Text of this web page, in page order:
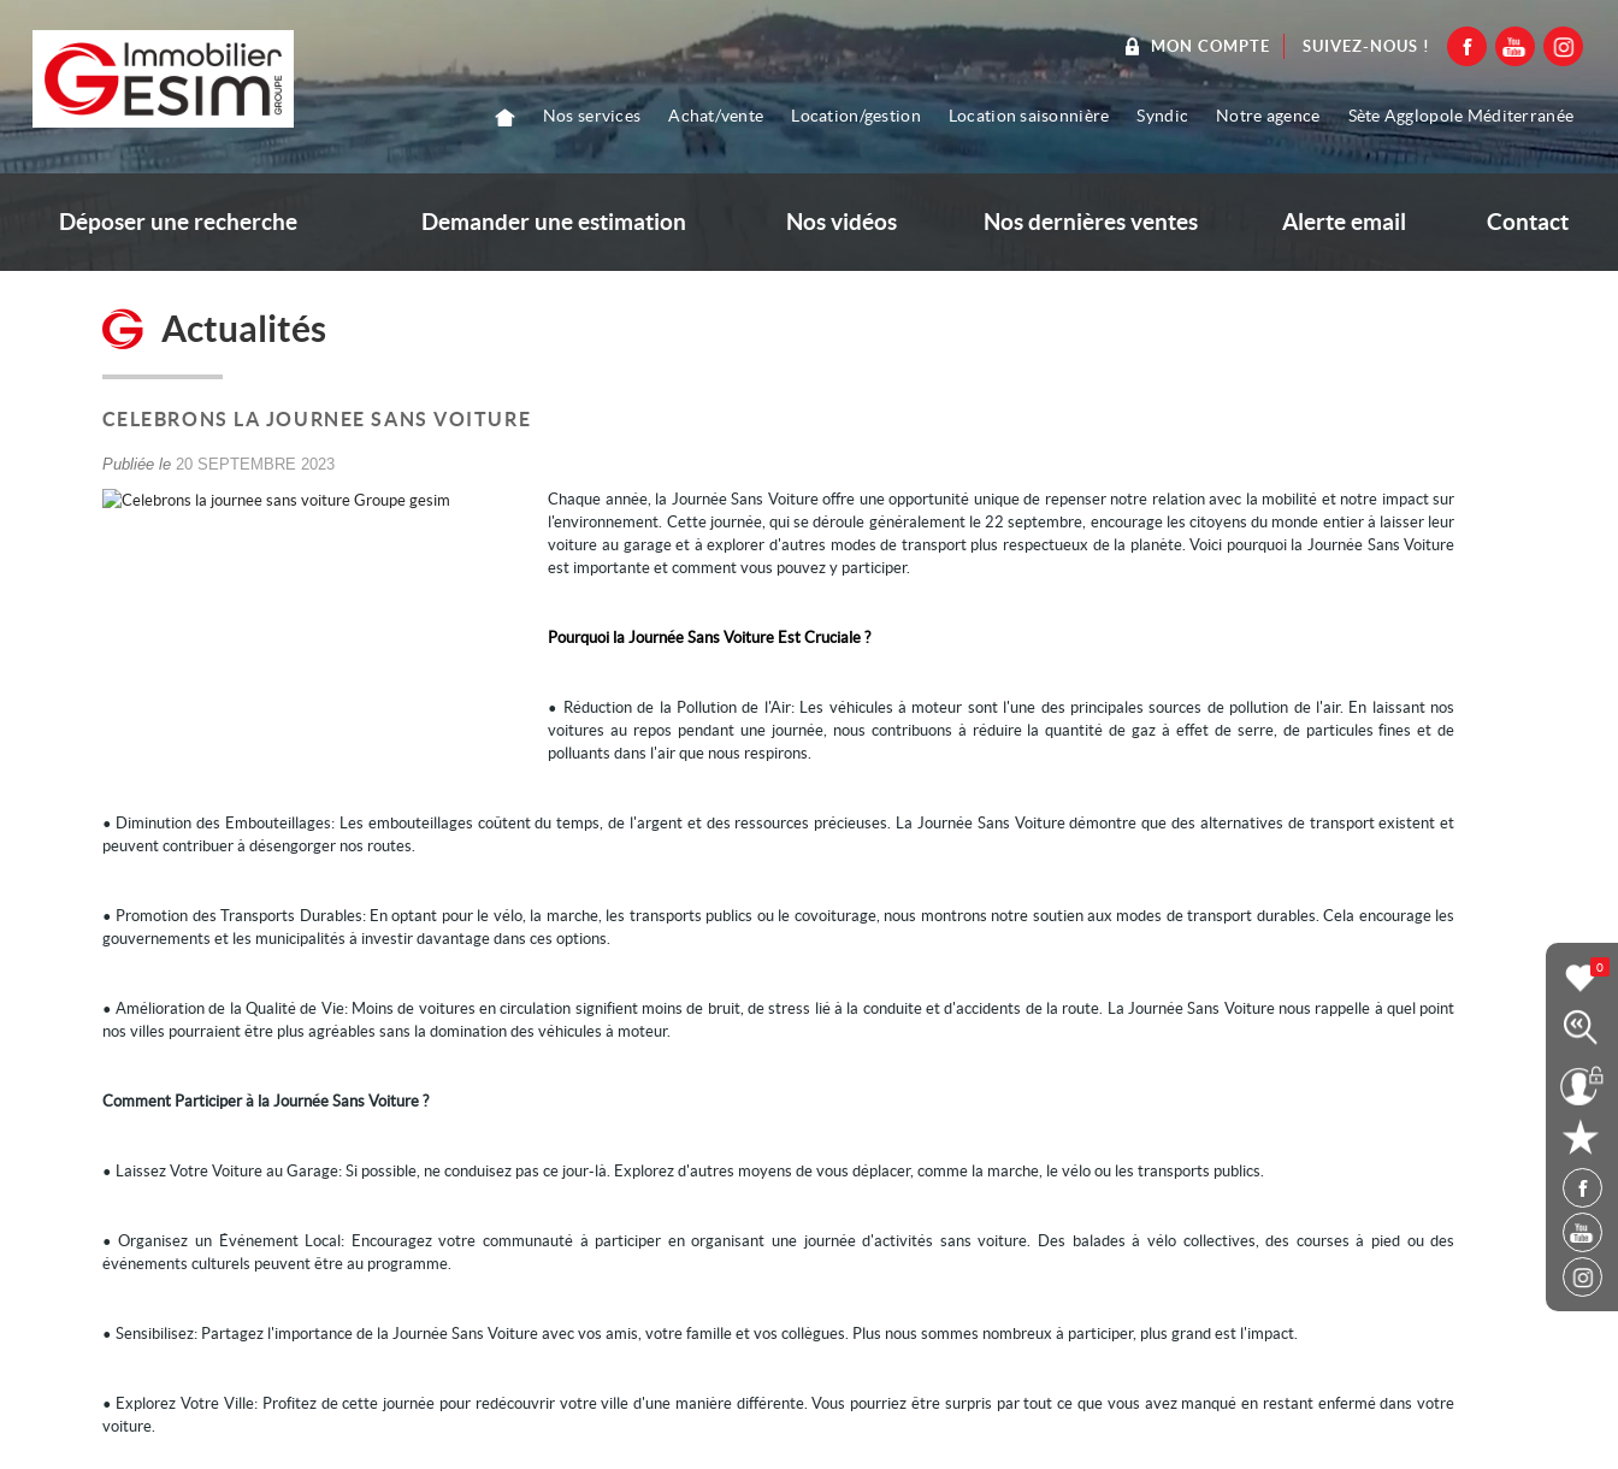
MON COMPTE SUIVEZ-NOUS !
Nos services Achat/vente Location/gestion Location saisonnière Syndic Notre agence Sète Agglopole Méditerranée
0
Déposer une recherche Demander une estimation Nos vidéos Nos dernières ventes Alerte email Contact
Actualités
CELEBRONS LA JOURNEE SANS VOITURE
Publiée le 20 SEPTEMBRE 2023
Chaque année, la Journée Sans Voiture offre une opportunité unique de repenser notre relation avec la mobilité et notre impact sur
l'environnement. Cette journée, qui se déroule généralement le 22 septembre, encourage les citoyens du monde entier à laisser leur
voiture au garage et à explorer d'autres modes de transport plus respectueux de la planète. Voici pourquoi la Journée Sans Voiture
est importante et comment vous pouvez y participer.
Pourquoi la Journée Sans Voiture Est Cruciale ?
• Réduction de la Pollution de l'Air: Les véhicules à moteur sont l'une des principales sources de pollution de l'air. En laissant nos
voitures au repos pendant une journée, nous contribuons à réduire la quantité de gaz à effet de serre, de particules fines et de
polluants dans l'air que nous respirons.
• Diminution des Embouteillages: Les embouteillages coûtent du temps, de l'argent et des ressources précieuses. La Journée Sans Voiture démontre que des alternatives de transport existent et
peuvent contribuer à désengorger nos routes.
• Promotion des Transports Durables: En optant pour le vélo, la marche, les transports publics ou le covoiturage, nous montrons notre soutien aux modes de transport durables. Cela encourage les
gouvernements et les municipalités à investir davantage dans ces options.
• Amélioration de la Qualité de Vie: Moins de voitures en circulation signifient moins de bruit, de stress lié à la conduite et d'accidents de la route. La Journée Sans Voiture nous rappelle à quel point
nos villes pourraient être plus agréables sans la domination des véhicules à moteur.
Comment Participer à la Journée Sans Voiture ?
• Laissez Votre Voiture au Garage: Si possible, ne conduisez pas ce jour-là. Explorez d'autres moyens de vous déplacer, comme la marche, le vélo ou les transports publics.
• Organisez un Événement Local: Encouragez votre communauté à participer en organisant une journée d'activités sans voiture. Des balades à vélo collectives, des courses à pied ou des
événements culturels peuvent être au programme.
• Sensibilisez: Partagez l'importance de la Journée Sans Voiture avec vos amis, votre famille et vos collègues. Plus nous sommes nombreux à participer, plus grand est l'impact.
• Explorez Votre Ville: Profitez de cette journée pour redécouvrir votre ville d'une manière différente. Vous pourriez être surpris par tout ce que vous avez manqué en restant enfermé dans votre
voiture.